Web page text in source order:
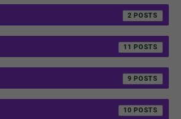
2
11
9
10